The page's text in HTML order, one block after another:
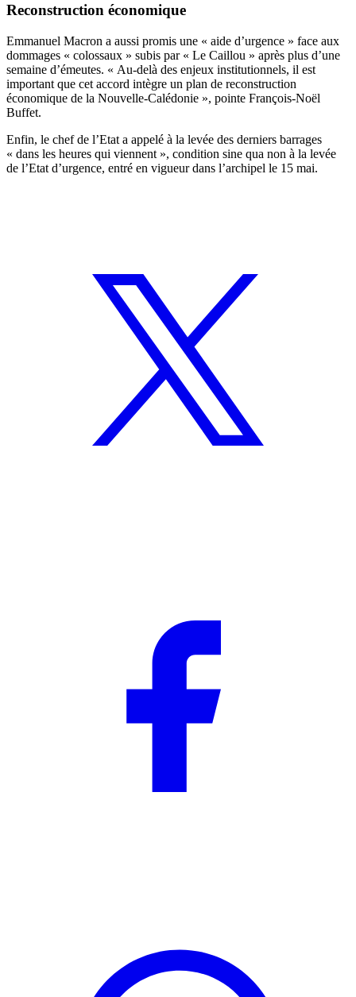
Reconstruction économique
Emmanuel Macron a aussi promis une « aide d’urgence » face aux
dommages « colossaux » subis par « Le Caillou » après plus d’une
semaine d’émeutes. « Au-delà des enjeux institutionnels, il est
important que cet accord intègre un plan de reconstruction
économique de la Nouvelle-Calédonie », pointe François-Noël
Buffet.
Enfin, le chef de l’Etat a appelé à la levée des derniers barrages
« dans les heures qui viennent », condition sine qua non à la levée
de l’Etat d’urgence, entré en vigueur dans l’archipel le 15 mai.